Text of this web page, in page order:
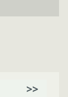
>>